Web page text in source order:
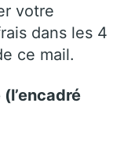
votre
dans les 4
ce mail.